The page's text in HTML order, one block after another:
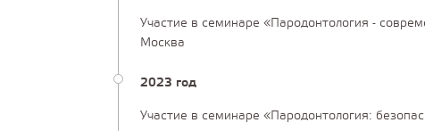
Участие в семинаре «Пародонтология -
Москва
2023 год
Участие в семинаре «Пародонтология: